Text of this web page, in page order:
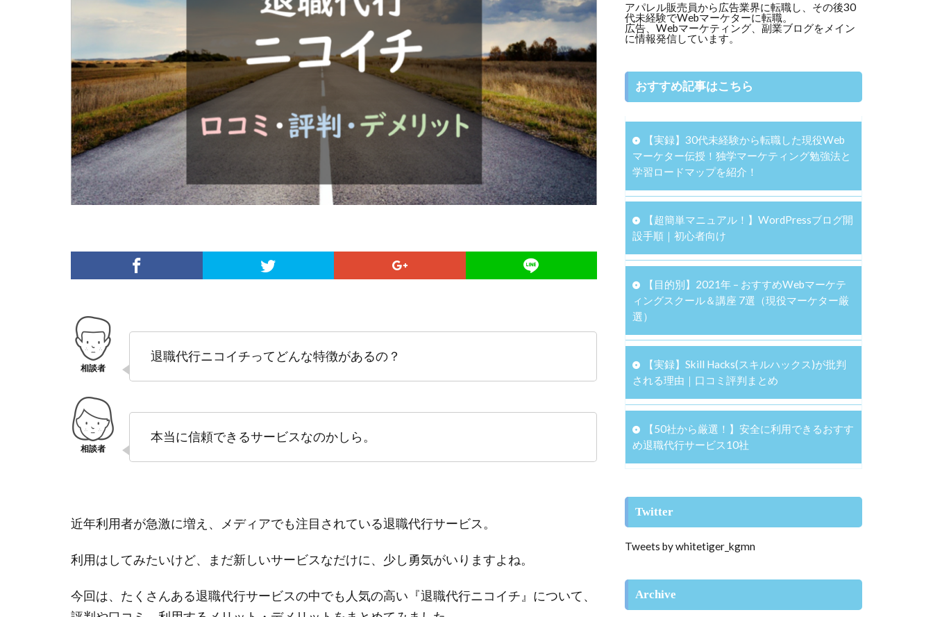
退職代行ニコイチってどんな特徴があるの？
本当に信頼できるサービスなのかしら。
近年利用者が急激に増え、メディアでも注目されている退職代行サービス。
利用はしてみたいけど、まだ新しいサービスなだけに、少し勇気がいりますよね。
今回は、たくさんある退職代行サービスの中でも人気の高い『退職代行ニコイチ』について、
アパレル販売員から広告業界に転職し、その後30
代未経験でWebマーケターに転職。
広告、Webマーケティング、副業ブログをメイン
に情報発信しています。
おすすめ記事はこちら
【実録】30代未経験から転職した現役Web
マーケター伝授！独学マーケティング勉強法と
学習ロードマップを紹介！
【超簡単マニュアル！】WordPressブログ開
設手順｜初心者向け
【目的別】2021年 – おすすめWebマーケテ
ィングスクール＆講座 7選（現役マーケター厳
選）
【実録】Skill Hacks(スキルハックス)が批判
される理由｜口コミ評判まとめ
【50社から厳選！】安全に利用できるおすす
め退職代行サービス10社
Twitter
Tweets by whitetiger_kgmn
Archive